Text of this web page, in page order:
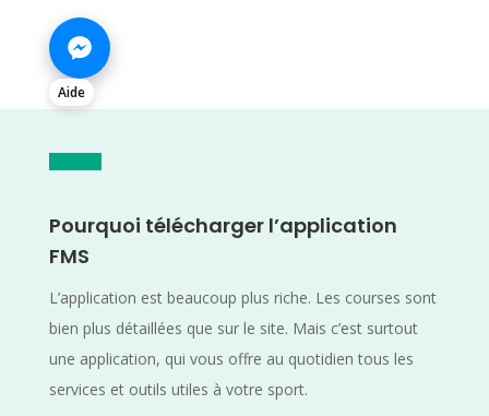
Aide
Pourquoi télécharger l’application
FMS
L’application est beaucoup plus riche. Les courses sont
bien plus détaillées que sur le site. Mais c’est surtout
une application, qui vous offre au quotidien tous les
services et outils utiles à votre sport.